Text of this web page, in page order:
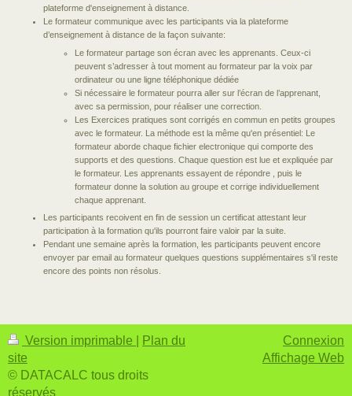
plateforme d'enseignement à distance.
Le formateur communique avec les participants via la plateforme
d’enseignement à distance de la façon suivante:
Le formateur partage son écran avec les apprenants. Ceux-ci
peuvent s’adresser à tout moment au formateur par la voix par
ordinateur ou une ligne téléphonique dédiée
Si nécessaire le formateur pourra aller sur l’écran de l’apprenant,
avec sa permission, pour réaliser une correction.
Les Exercices pratiques sont corrigés en commun en petits groupes
avec le formateur. La méthode est la même qu'en présentiel: Le
formateur aborde chaque fichier electronique qui comporte des
supports et des questions. Chaque question est lue et expliquée par
le formateur. Les apprenants essayent de répondre , puis le
formateur donne la solution au groupe et corrige individuellement
chaque apprenant.
Les participants recoivent en fin de session un certificat attestant leur
participation à la formation qu'ils pourront faire valoir par la suite.
Pendant une semaine après la formation, les participants peuvent encore
envoyer par email au formateur quelques questions supplémentaires s'il reste
encore des points non résolus.
Version imprimable
Plan du
site
© DATACALC tous droits
réservés
Connexion
Affichage Web